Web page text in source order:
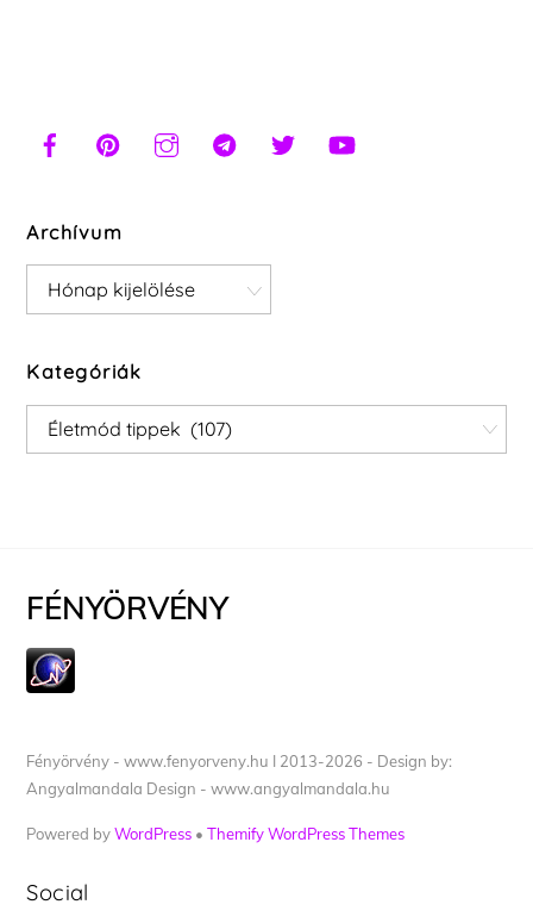
Archívum
Archívum
Kategóriák
Kategóriák
FÉNYÖRVÉNY
Fényörvény - www.fenyorveny.hu I 2013-2026 - Design by:
Angyalmandala Design - www.angyalmandala.hu
Powered byWordPress •Themify WordPress Themes
Social